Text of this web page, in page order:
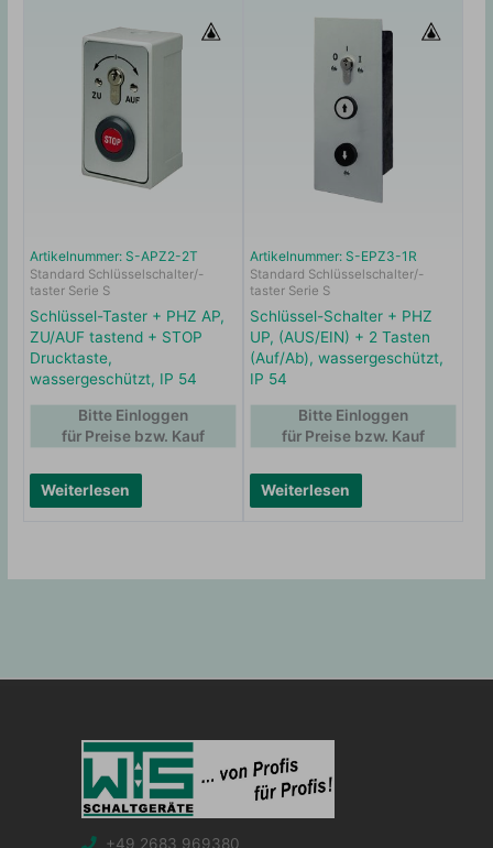
Artikelnummer: S-APZ2-2T
Standard Schlüsselschalter/-
taster Serie S
Schlüssel-Taster + PHZ AP,
ZU/AUF tastend + STOP
Drucktaste,
wassergeschützt, IP 54
Weiterlesen
Bitte Einloggen
für Preise bzw. Kauf
Artikelnummer: S-EPZ3-1R
Standard Schlüsselschalter/-
taster Serie S
Schlüssel-Schalter + PHZ
UP, (AUS/EIN) + 2 Tasten
(Auf/Ab), wassergeschützt,
IP 54
Weiterlesen
Bitte Einloggen
für Preise bzw. Kauf
+49 2683 969380